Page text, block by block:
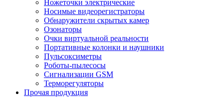
Ножеточки электрические
Носимые видеорегистраторы
Обнаружители скрытых камер
Озонаторы
Очки виртуальной реальности
Портативные колонки и наушники
Пульсоксиметры
Роботы-пылесосы
Сигнализации GSM
Терморегуляторы
Прочая продукция